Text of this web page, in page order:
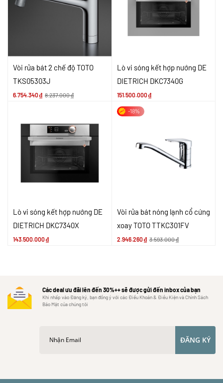
Vòi rửa bát 2 chế độ TOTO
TKS05303J
6.754.340₫ 8.237.000₫
Lò vi sóng kết hợp nướng DE
DIETRICH DKC7340G
151.500.000₫
Lò vi sóng kết hợp nướng DE
DIETRICH DKC7340X
143.500.000₫
-18%
Vòi rửa bát nóng lạnh cổ cứng
xoay TOTO TTKC301FV
2.946.260₫ 3.593.000₫
Các deal ưu đãi lên đến 30%++ sẽ được gửi đến inbox của bạn
Khi nhấp vào Đăng ký, bạn đồng ý với các Điều Khoản & Điều Kiện và Chính Sách
Bảo Mật của chúng tôi
ĐĂNG KÝ